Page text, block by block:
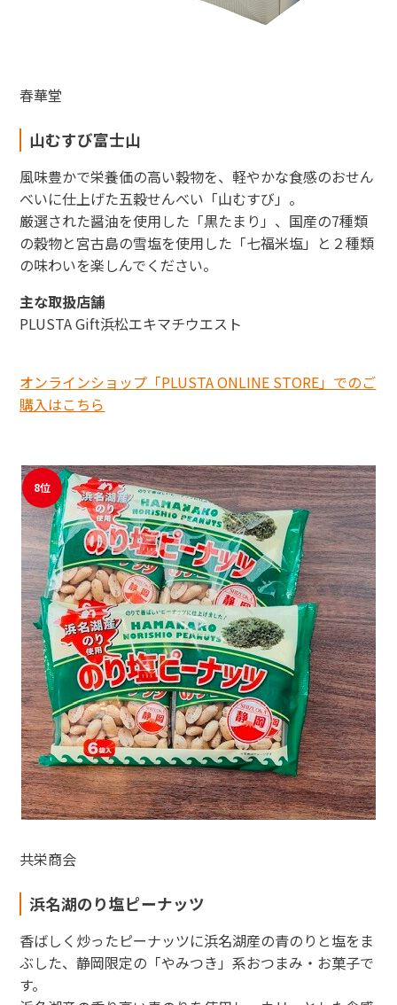
春華堂
山むすび富士山
風味豊かで栄養価の高い穀物を、軽やかな食感のおせん
べいに仕上げた五穀せんべい「山むすび」。
厳選された醤油を使用した「黒たまり」、国産の7種類
の穀物と宮古島の雪塩を使用した「七福米塩」と２種類
の味わいを楽しんでください。
主な取扱店舗
PLUSTA Gift浜松エキマチウエスト
オンラインショップ「PLUSTA ONLINE STORE」でのご
購入はこちら
8位
共栄商会
浜名湖のり塩ピーナッツ
香ばしく炒ったピーナッツに浜名湖産の青のりと塩をま
ぶした、静岡限定の「やみつき」系おつまみ・お菓子で
す。